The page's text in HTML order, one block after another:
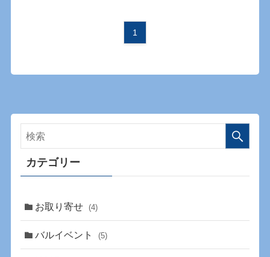
1
カテゴリー
お取り寄せ (4)
バルイベント (5)